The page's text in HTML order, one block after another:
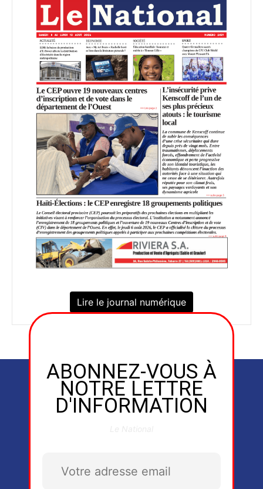
Lire le journal numérique
ABONNEZ-VOUS À
NOTRE LETTRE
D'INFORMATION